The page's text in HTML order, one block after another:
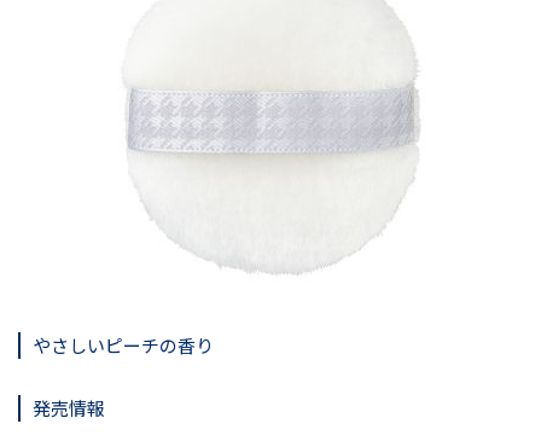
やさしいピーチの香り
発売情報